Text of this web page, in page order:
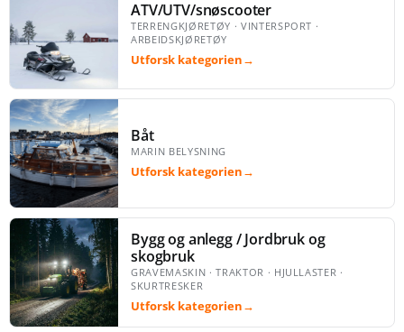
ATV/UTV/snøscooter
TERRENGKJØRETØY · VINTERSPORT ·
ARBEIDSKJØRETØY
Utforsk kategorien→
Båt
MARIN BELYSNING
Utforsk kategorien→
Bygg og anlegg / Jordbruk og
skogbruk
GRAVEMASKIN · TRAKTOR · HJULLASTER ·
SKURTRESKER
Utforsk kategorien→